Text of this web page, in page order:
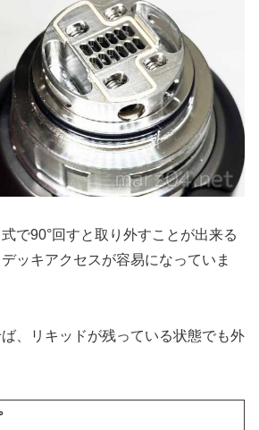
で90°回すと取り外すことが出来る
ッキアクセスが容易になっていま
、リキッドが残っている状態でも外